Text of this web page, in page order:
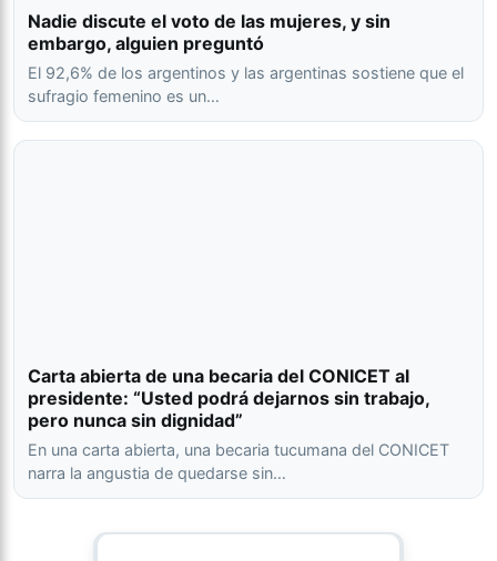
Nadie discute el voto de las mujeres, y sin
embargo, alguien preguntó
El 92,6% de los argentinos y las argentinas sostiene que el
sufragio femenino es un…
Carta abierta de una becaria del CONICET al
presidente: “Usted podrá dejarnos sin trabajo,
pero nunca sin dignidad”
En una carta abierta, una becaria tucumana del CONICET
narra la angustia de quedarse sin…